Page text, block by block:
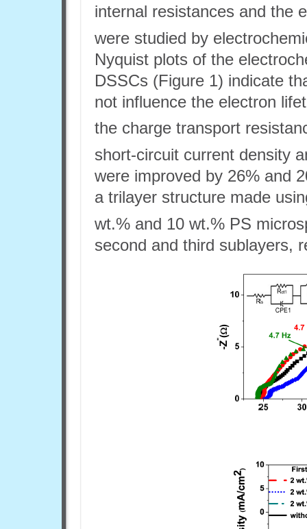
internal resistances and the
were studied by
Nyquist plots of the
DSSCs (Figure 1) indicate
not influence the electron
the charge transport
short-circuit current density
were improved by 26% and
a trilayer structure made
wt.% and 10 wt.% PS
second and third sublayers,